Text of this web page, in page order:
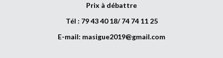
Prix à débattre
Tél : 79 43 40 18/ 74 74 11 25
E-mail: masigue2019@gmail.com